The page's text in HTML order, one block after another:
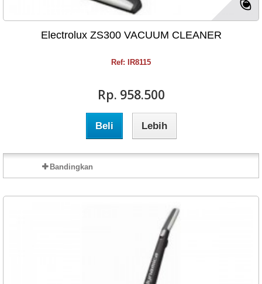
Electrolux ZS300 VACUUM CLEANER
Ref: IR8115
Rp‎. 958.500
Beli Lebih
Bandingkan